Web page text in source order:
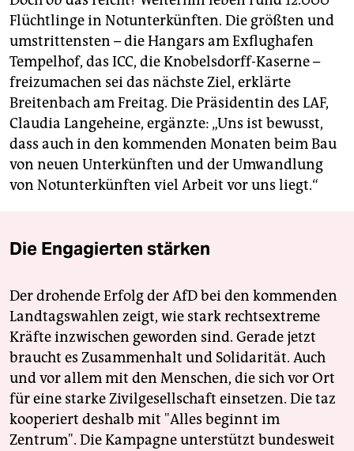
Flüchtlinge in Notunterkünften. Die größten und
umstrittensten – die Hangars am Exflughafen
Tempelhof, das ICC, die Knobelsdorff-Kaserne –
freizumachen sei das nächste Ziel, erklärte
Breitenbach am Freitag. Die Präsidentin des LAF,
Claudia Langeheine, ergänzte: „Uns ist bewusst,
dass auch in den kommenden Monaten beim Bau
von neuen Unterkünften und der Umwandlung
von Notunterkünften viel Arbeit vor uns liegt.“
Die Engagierten stärken
Der drohende Erfolg der AfD bei den kommenden
Landtagswahlen zeigt, wie stark rechtsextreme
Kräfte inzwischen geworden sind. Gerade jetzt
braucht es Zusammenhalt und Solidarität. Auch
und vor allem mit den Menschen, die sich vor Ort
für eine starke Zivilgesellschaft einsetzen. Die taz
kooperiert deshalb mit "Alles beginnt im
Zentrum". Die Kampagne unterstützt bundesweit